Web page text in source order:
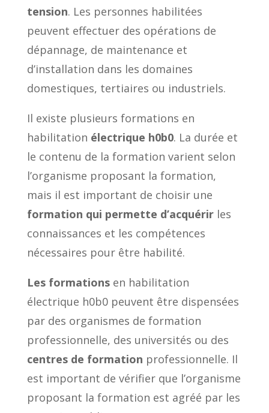
tension. Les personnes habilitées
peuvent effectuer des opérations de
dépannage, de maintenance et
d’installation dans les domaines
domestiques, tertiaires ou industriels.
Il existe plusieurs formations en
habilitation électrique h0b0. La durée et
le contenu de la formation varient selon
l’organisme proposant la formation,
mais il est important de choisir une
formation qui permette d’acquérirles
connaissances et les compétences
nécessaires pour être habilité.
Les formationsen habilitation
électrique h0b0 peuvent être dispensées
par des organismes de formation
professionnelle, des universités ou des
centres de formation professionnelle. Il
est important de vérifier que l’organisme
proposant la formation est agréé par les